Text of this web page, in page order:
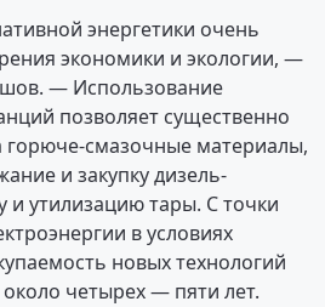
энергетики очень
экономики и экологии, —
— Использование
позволяет существенно
горюче-смазочные материалы,
и закупку дизель-
и утилизацию тары. С точки
в условиях
новых технологий
четырех — пяти лет.